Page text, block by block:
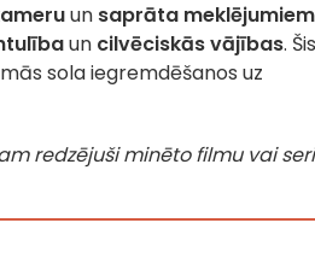
un saprāta meklējumiem
un cilvēciskās vājības. Šis
sola iegremdēšanos uz
redzējuši minēto filmu vai